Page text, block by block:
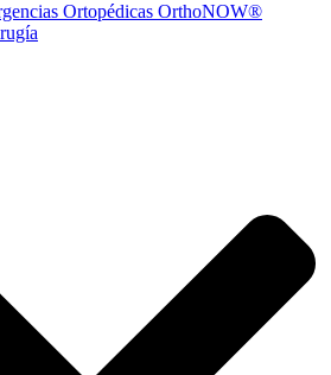
Ortopédicas OrthoNOW®